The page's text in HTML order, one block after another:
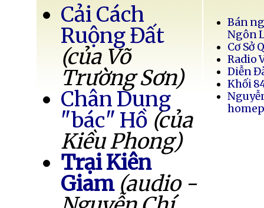
Cải Cách
Ruộng Đất
(của Võ
Trường Sơn)
Chân Dung
"bác" Hồ (của
Kiều Phong)
Trại Kiên
Giam (audio -
Bán
Ngôn
Cơ Sở
Radio
Diễn
Khối